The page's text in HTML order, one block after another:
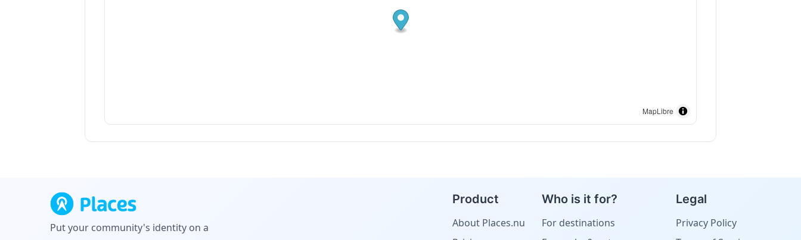
MapLibre
Put your community's identity on a
Product
About Places.nu
Who is it for?
For destinations
Legal
Privacy Policy